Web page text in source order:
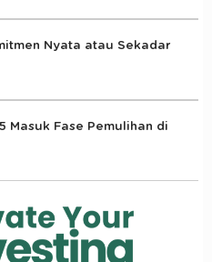
Nyata atau Sekadar
Masuk Fase Pemulihan di